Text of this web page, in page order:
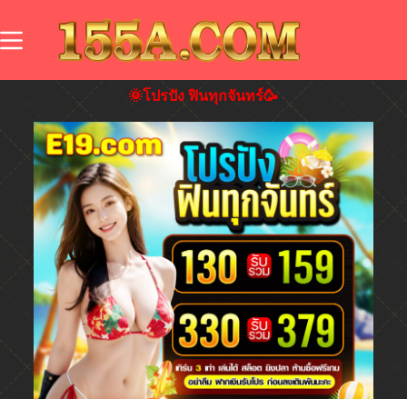
🌞โปรปัง ฟินทุกจันทร์🥳